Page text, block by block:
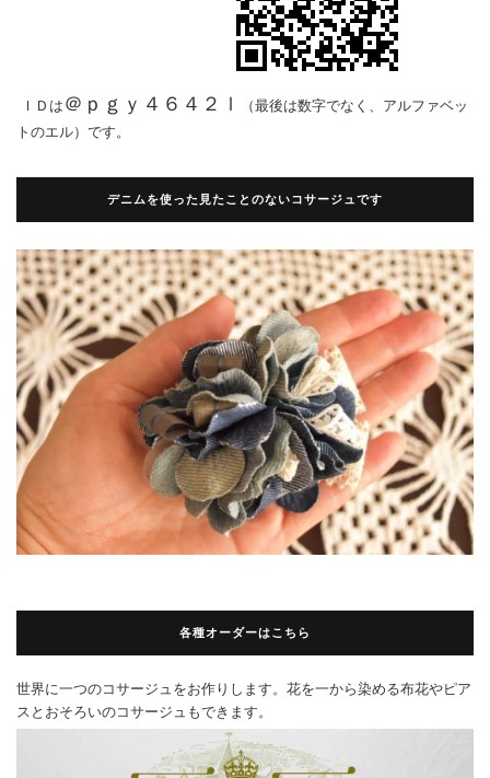
ＩＤは ＠ｐｇｙ４６４２ｌ
（最後は数字でなく、アルファベッ
トのエル）です。
デニムを使った見たことのないコサージュです
各種オーダーはこちら
世界に一つのコサージュをお作りします。花を一から染める布花やピア
スとおそろいのコサージュもできます。